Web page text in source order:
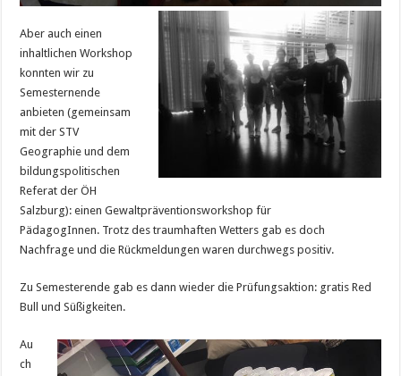
Aber auch einen
inhaltlichen Workshop
konnten wir zu
Semesternende
anbieten (gemeinsam
mit der STV
Geographie und dem
bildungspolitischen
Referat der ÖH
Salzburg): einen Gewaltpräventionsworkshop für
PädagogInnen. Trotz des traumhaften Wetters gab es doch
Nachfrage und die Rückmeldungen waren durchwegs positiv.
Zu Semesterende gab es dann wieder die Prüfungsaktion: gratis Red
Bull und Süßigkeiten.
Au
ch